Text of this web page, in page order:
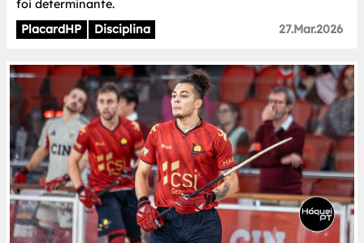
foi determinante.
PlacardHP
Disciplina 27.Mar.2026